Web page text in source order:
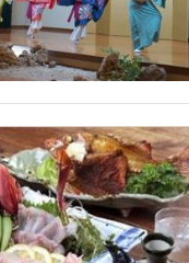
ファーストフ
スクリーン
カニ
カフ
餃子
キ
ホッピー
マイク
市立病院前
綺麗orお洒